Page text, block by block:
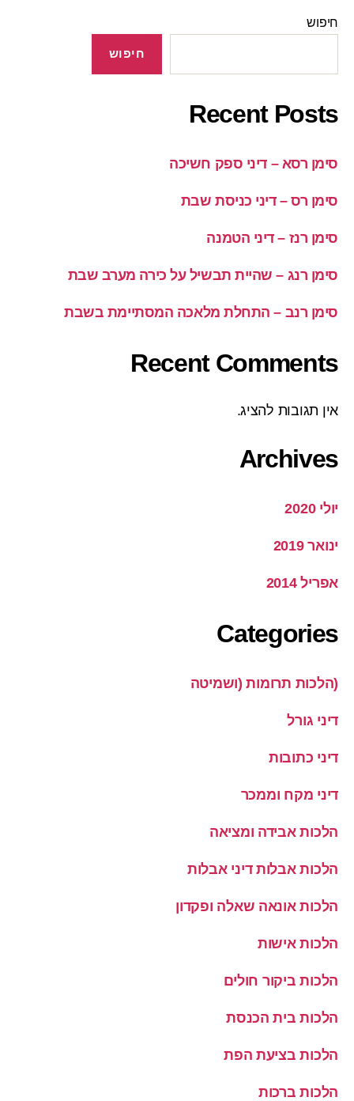
חיפוש
חיפוש
Recent Posts
סימן רסא – דיני ספק חשיכה
סימן רס – דיני כניסת שבת
סימן רנז – דיני הטמנה
סימן רנג – שהיית תבשיל על כירה מערב שבת
סימן רנב – התחלת מלאכה המסתיימת בשבת
Recent Comments
אין תגובות להציג.
Archives
יולי 2020
ינואר 2019
אפריל 2014
Categories
(הלכות תרומות (ושמיטה
דיני גורל
דיני כתובות
דיני מקח וממכר
הלכות אבידה ומציאה
הלכות אבלות דיני אבלות
הלכות אונאה שאלה ופקדון
הלכות אישות
הלכות ביקור חולים
הלכות בית הכנסת
הלכות בציעת הפת
הלכות ברכות